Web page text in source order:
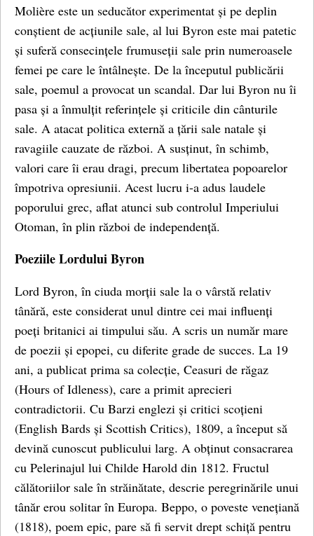
Molière este un seducător experimentat și pe deplin
conștient de acțiunile sale, al lui Byron este mai patetic
și suferă consecințele frumuseții sale prin numeroasele
femei pe care le întâlnește. De la începutul publicării
sale, poemul a provocat un scandal. Dar lui Byron nu îi
pasa și a înmulțit referințele și criticile din cânturile
sale. A atacat politica externă a țării sale natale și
ravagiile cauzate de război. A susținut, în schimb,
valori care îi erau dragi, precum libertatea popoarelor
împotriva opresiunii. Acest lucru i-a adus laudele
poporului grec, aflat atunci sub controlul Imperiului
Otoman, în plin război de independență.
Poeziile Lordului Byron
Lord Byron, în ciuda morții sale la o vârstă relativ
tânără, este considerat unul dintre cei mai influenți
poeți britanici ai timpului său. A scris un număr mare
de poezii și epopei, cu diferite grade de succes. La 19
ani, a publicat prima sa colecție, Ceasuri de răgaz
(Hours of Idleness), care a primit aprecieri
contradictorii. Cu Barzi englezi și critici scoțieni
(English Bards și Scottish Critics), 1809, a început să
devină cunoscut publicului larg. A obținut consacrarea
cu Pelerinajul lui Childe Harold din 1812. Fructul
călătoriilor sale în străinătate, descrie peregrinările unui
tânăr erou solitar în Europa. Beppo, o poveste venețiană
(1818), poem epic, pare să fi servit drept schiță pentru